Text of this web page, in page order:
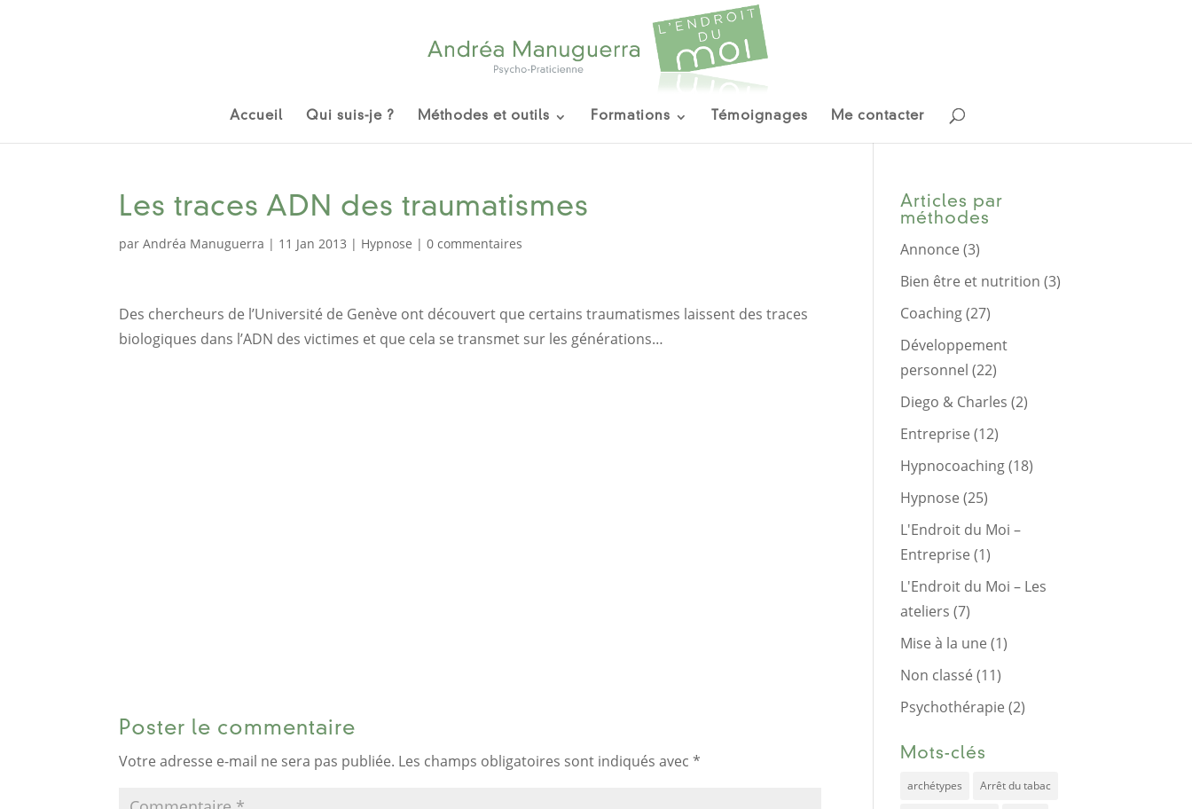
Accueil Qui suis-je ? Méthodes et outils Formations Témoignages Me contacter
Les traces ADN des traumatismes
parAndréa Manuguerra | 11 Jan 2013 | Hypnose |0 commentaires
Des chercheurs de l’Université de Genève ont découvert que certains traumatismes laissent des traces
biologiques dans l’ADN des victimes et que cela se transmet sur les générations…
Poster le commentaire
Votre adresse e-mail ne sera pas publiée. Les champs obligatoires sont indiqués avec*
Articles par
méthodes
Annonce (3)
Bien être et nutrition (3)
Coaching(27)
Développement
personnel (22)
Diego & Charles (2)
Entreprise (12)
Hypnocoaching(18)
Hypnose (25)
L'Endroit du Moi –
Entreprise (1)
L'Endroit du Moi – Les
ateliers (7)
Mise à la une (1)
Non classé (11)
Psychothérapie (2)
Mots-clés
archétypes Arrêt du tabac